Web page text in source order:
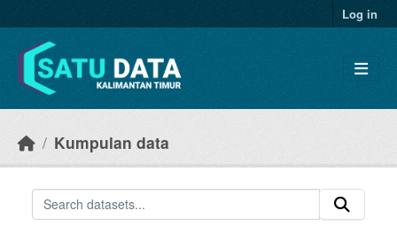
Log in
Kumpulan data